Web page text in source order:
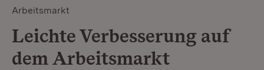
Arbeitsmarkt
Leichte Verbesserung auf
dem Arbeitsmarkt